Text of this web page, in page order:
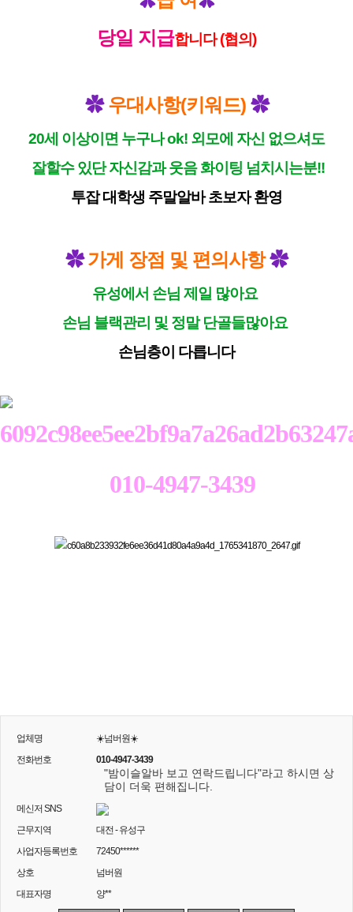
당일 지급합니다 (협의)
✿우대사항(키워드) ✿
20세 이상이면 누구나 ok! 외모에 자신 없으셔도
잘할수 있단 자신감과 웃음 화이팅 넘치시는분!!
투잡 대학생 주말알바 초보자 환영
✿가게 장점 및 편의사항✿
유성에서 손님 제일 많아요
손님 블랙관리 및 정말 단골들많아요
손님층이 다릅니다
010-4947-3439
업체명
☀️넘버원☀️
전화번호
010-4947-3439
"밤이슬알바 보고 연락드립니다"라고 하시면 상
담이 더욱 편해집니다.
메신저 SNS
근무지역
대전 - 유성구
사업자등록번호
72450******
상호
넘버원
대표자명
양**